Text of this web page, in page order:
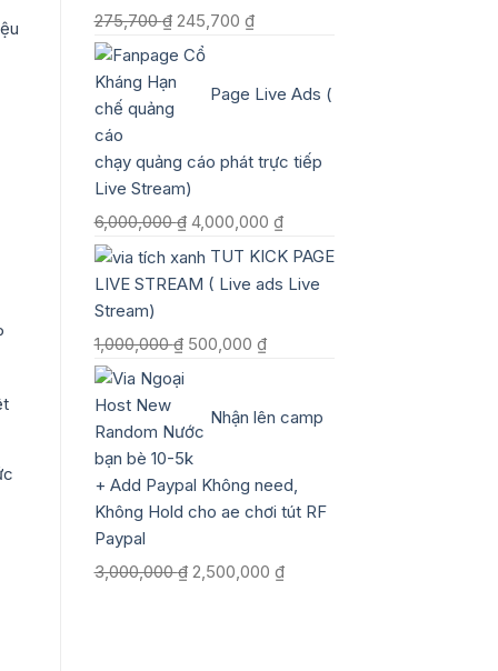
275,700₫ Giá
gốc
275,700 ₫.
245,700 ₫Giá
là:
Page Live Ads (
chạy quảng cáo phát trực tiếp
Live Stream)
6,000,000₫ Giá
gốc
là:
4,000,000 ₫Giá
hiện
tại
TUT KICK PAGE
LIVE STREAM ( Live ads Live
Stream)
1,000,000₫ Giá
1,000,000 ₫.
500,000 ₫Giá
là:
Nhận lên camp
+ Add Paypal Không need,
Không Hold cho ae chơi tút RF
Paypal
3,000,000₫ Giá
2,500,000 ₫Giá